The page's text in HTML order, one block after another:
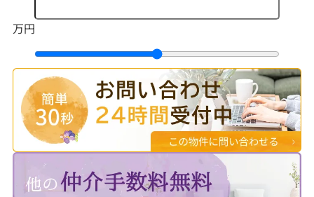
万円